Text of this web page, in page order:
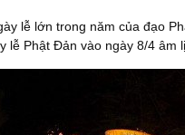
lễ lớn trong năm của đạo
Phật Đản vào ngày 8/4 âm